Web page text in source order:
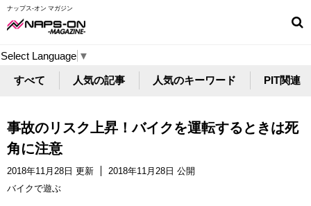
ナップス-オン マガジン
Select Language ▼
すべて 人気の記事 人気のキーワード PIT関連
事故のリスク上昇！バイクを運転するときは死
角に注意
2018年11月28日 更新
2018年11月28日 公開
バイクで遊ぶ